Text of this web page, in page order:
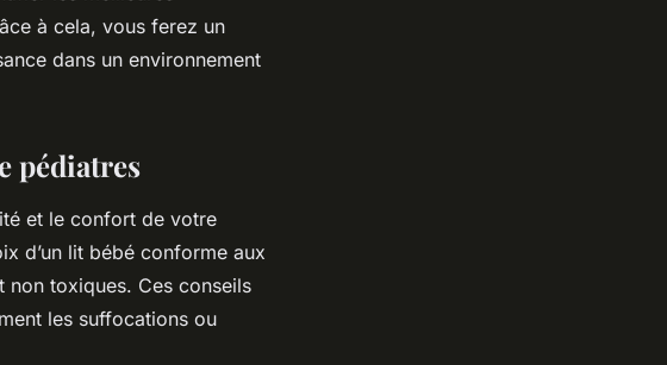
à cela, vous ferez un
dans un environnement
pédiatres
et le confort de votre
d’un lit bébé conforme aux
non toxiques. Ces conseils
les suffocations ou